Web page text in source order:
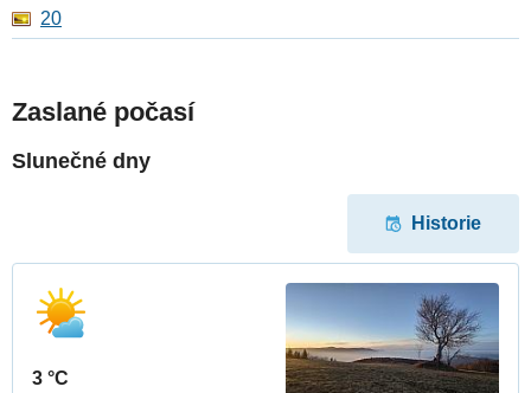
20
Zaslané počasí
Slunečné dny
Historie
3 °C